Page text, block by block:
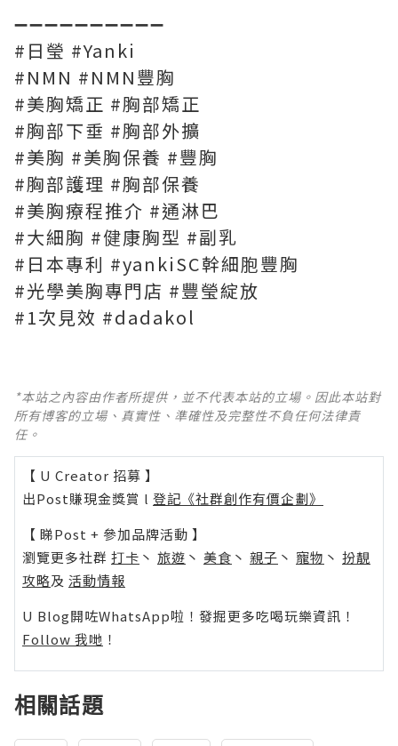
➖➖➖➖➖➖➖➖➖➖
#日瑩 #Yanki
#NMN #NMN豐胸
#美胸矯正 #胸部矯正
#胸部下垂 #胸部外擴
#美胸 #美胸保養 #豐胸
#胸部護理 #胸部保養
#美胸療程推介 #通淋巴
#大細胸 #健康胸型 #副乳
#日本專利 #yankiSC幹細胞豐胸
#光學美胸專門店 #豐瑩綻放
#1次見效 #dadakol
*本站之內容由作者所提供，並不代表本站的立場。因此本站對
所有博客的立場、真實性、準確性及完整性不負任何法律責
任。
【 U Creator 招募 】
出Post賺現金獎賞 l 登記《社群創作有價企劃》
【 睇Post + 參加品牌活動 】
瀏覽更多社群 打卡 丶 旅遊 丶 美食 丶 親子 丶 寵物 丶 扮靚
攻略及 活動情報
U Blog開咗WhatsApp啦！發掘更多吃喝玩樂資訊！
Follow 我哋 ！
相關話題